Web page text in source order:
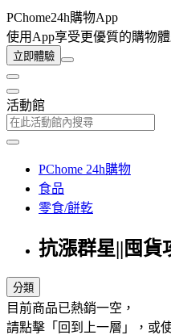
PChome24h購物App
使用App享受更優質的購物
立即體驗
活動館
PChome 24h購物
食品
零食/餅乾
抗漲群星||囤貨
分類
目前商品已熱銷一空，
請點擊「回到上一層」，或